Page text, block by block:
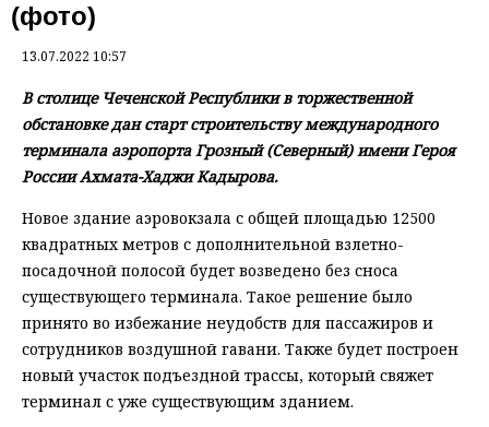
(фото)
13.07.2022 10:57
В столице Чеченской Республики в торжественной
обстановке дан старт строительству международного
терминала аэропорта Грозный (Северный) имени Героя
России Ахмата-Хаджи Кадырова.
Новое здание аэровокзала с общей площадью 12500
квадратных метров с дополнительной взлетно-
посадочной полосой будет возведено без сноса
существующего терминала. Такое решение было
принято во избежание неудобств для пассажиров и
сотрудников воздушной гавани. Также будет построен
новый участок подъездной трассы, который свяжет
терминал с уже существующим зданием.